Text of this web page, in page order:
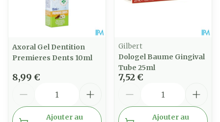
Axoral Gel Dentition
Premieres Dents 10ml
8,99 €
Ajouter au
Gilbert
Dologel Baume Gingival
Tube 25ml
7,52 €
Ajouter au